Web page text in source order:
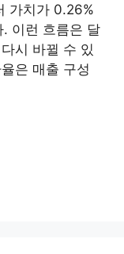
가치가 0.26%
이런 흐름은 달
시 바뀔 수 있
은 매출 구성